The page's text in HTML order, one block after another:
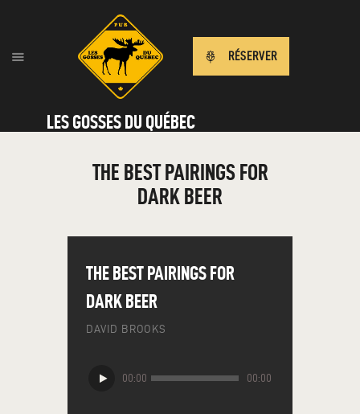
RÉSERVER
LES GOSSES DU QUÉBEC
THE BEST PAIRINGS FOR
DARK BEER
DAVID BROOKS
THE BEST PAIRINGS FOR
DARK BEER
Lecteur00:00 00:00